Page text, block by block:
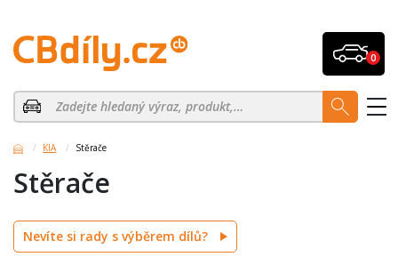
0
KIA Stěrače
Stěrače
Nevíte si rady s výběrem dílů?